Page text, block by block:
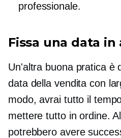
professionale.
Fissa una data
Un'altra buona pratica è
data della vendita con
modo, avrai tutto il
mettere tutto in ordine.
potrebbero avere